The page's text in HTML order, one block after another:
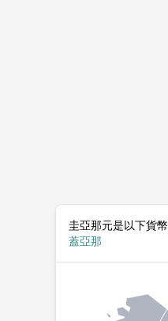
圭亞那元是以下貨幣
蓋亞那